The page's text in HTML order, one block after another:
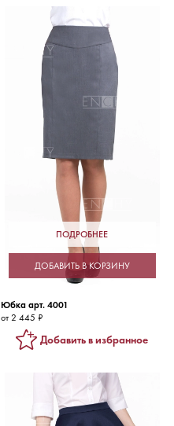
ПОДРОБНЕЕ
ДОБАВИТЬ В КОРЗИНУ
Юбка арт. 4001
от 2 445 ₽
Добавить в избранное